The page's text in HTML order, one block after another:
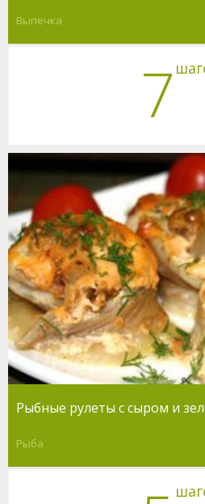
Выпечка
7
Рыбные рулеты с сыром и
Рыба